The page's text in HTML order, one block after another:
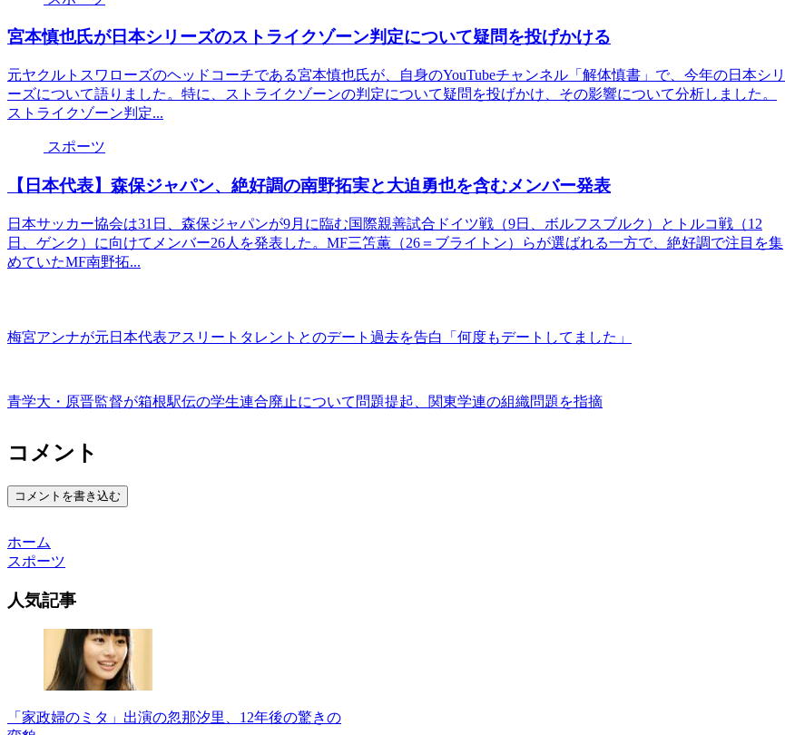
宮本慎也氏が日本シリーズのストライクゾーン判定について疑問を投げかける
元ヤクルトスワローズのヘッドコーチである宮本慎也氏が、自身のYouTubeチャンネル「解体慎書」で、今年の日本シリ
ーズについて語りました。特に、ストライクゾーンの判定について疑問を投げかけ、その影響について分析しました。
ストライクゾーン判定...
スポーツ
【日本代表】森保ジャパン、絶好調の南野拓実と大迫勇也を含むメンバー発表
日本サッカー協会は31日、森保ジャパンが9月に臨む国際親善試合ドイツ戦（9日、ボルフスブルク）とトルコ戦（12
日、ゲンク）に向けてメンバー26人を発表した。MF三笘薫（26＝ブライトン）らが選ばれる一方で、絶好調で注目を集
めていたMF南野拓...
梅宮アンナが元日本代表アスリートタレントとのデート過去を告白「何度もデートしてました」
青学大・原晋監督が箱根駅伝の学生連合廃止について問題提起、関東学連の組織問題を指摘
コメント
コメントを書き込む
ホーム
スポーツ
人気記事
「家政婦のミタ」出演の忽那汐里、12年後の驚きの